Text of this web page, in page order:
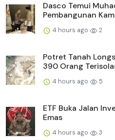
Dasco Temui
Pembangunan
4 hours ago 2
Potret Tanah
390 Orang
4 hours ago 5
ETF Buka Jalan
Emas
4 hours ago 3